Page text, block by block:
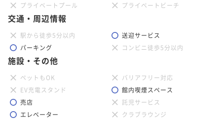
プライベートプール
プライベートビーチ
交通・周辺情報
駅から徒歩5分以内
送迎サービス
パーキング
コンビニ徒歩5分以内
施設・その他
ペットもOK
バリアフリー対応
EV充電スタンド
館内喫煙スペース
売店
託児サービス
エレベーター
クラブラウンジ